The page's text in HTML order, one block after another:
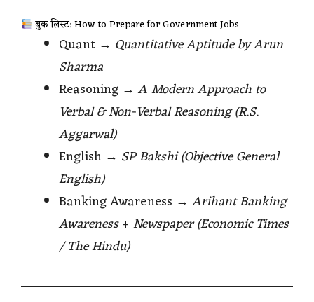
बुक लिस्ट: How to Prepare for Government Jobs
Quant → Quantitative Aptitude by Arun
Sharma
Reasoning →A Modern Approach to
Verbal & Non-Verbal Reasoning (R.S.
Aggarwal)
English → SP Bakshi (Objective General
English)
Banking Awareness →Arihant Banking
Awareness+ Newspaper (Economic Times
/ The Hindu)